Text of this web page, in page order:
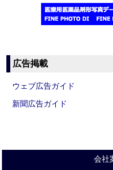
広告掲載
ウェブ広告ガイド
新聞広告ガイド
会社